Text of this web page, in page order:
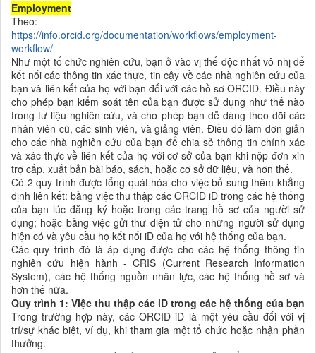
Employment
Theo:
https://info.orcid.org/documentation/workflows/employment-
workflow/
Như một tổ chức nghiên cứu, bạn ở vào vị thế độc nhất vô nhị để
kết nối các thông tin xác thực, tin cậy về các nhà nghiên cứu của
bạn và liên kết của họ với bạn đối với các hồ sơ ORCID. Điều này
cho phép bạn kiểm soát tên của bạn được sử dụng như thế nào
trong tư liệu nghiên cứu, và cho phép bạn dễ dàng theo dõi các
nhân viên cũ, các sinh viên, và giảng viên. Điều đó làm đơn giản
cho các nhà nghiên cứu của bạn để chia sẻ thông tin chính xác
và xác thực về liên kết của họ với cơ sở của bạn khi nộp đơn xin
trợ cấp, xuất bản bài báo, sách, hoặc cơ sở dữ liệu, và hơn thế.
Có 2 quy trình được tổng quát hóa cho việc bổ sung thêm khẳng
định liên kết: bằng việc thu thập các ORCID iD trong các hệ thống
của bạn lúc đăng ký hoặc trong các trang hồ sơ của người sử
dụng; hoặc bằng việc gửi thư điện tử cho những người sử dụng
hiện có và yêu cầu họ kết nối iD của họ với hệ thống của bạn.
Các quy trình đó là áp dụng được cho các hệ thống thông tin
nghiên cứu hiện hành - CRIS (Current Research Information
System), các hệ thống nguồn nhân lực, các hệ thống hồ sơ và
hơn thế nữa.
Quy trình 1: Việc thu thập các iD trong các hệ thống của bạn
Trong trường hợp này, các ORCID iD là một yêu cầu đối với vị
trí/sự khác biệt, ví dụ, khi tham gia một tổ chức hoặc nhận phần
thưởng.